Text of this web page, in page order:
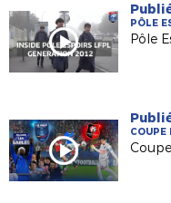
PÔLE
COUPE